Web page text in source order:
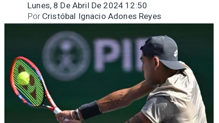
Lunes, 8 De Abril De 2024 12:50
Cristóbal Ignacio Adones Reyes
Por